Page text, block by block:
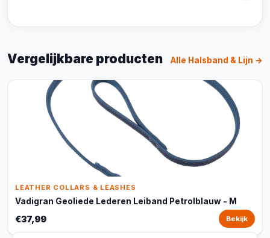
Vergelijkbare producten Alle Halsband & Lijn →
LEATHER COLLARS & LEASHES
Vadigran Geoliede Lederen Leiband Petrolblauw - M
€37,99 Bekijk